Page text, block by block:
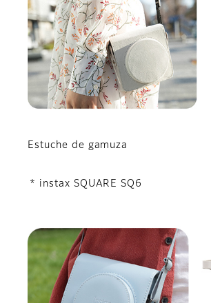
Estuche de gamuza
* instax SQUARE SQ6